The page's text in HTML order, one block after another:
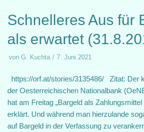
Schnelleres Aus für
als erwartet
von G. Kuchta 7. Juni 2021
https://orf.at/stories/3135486/ Zitat: Der
der Oesterreichischen Nationalbank
hat am Freitag „Bargeld als
erklärt. Und während man hierzulande
auf Bargeld in der Verfassung zu